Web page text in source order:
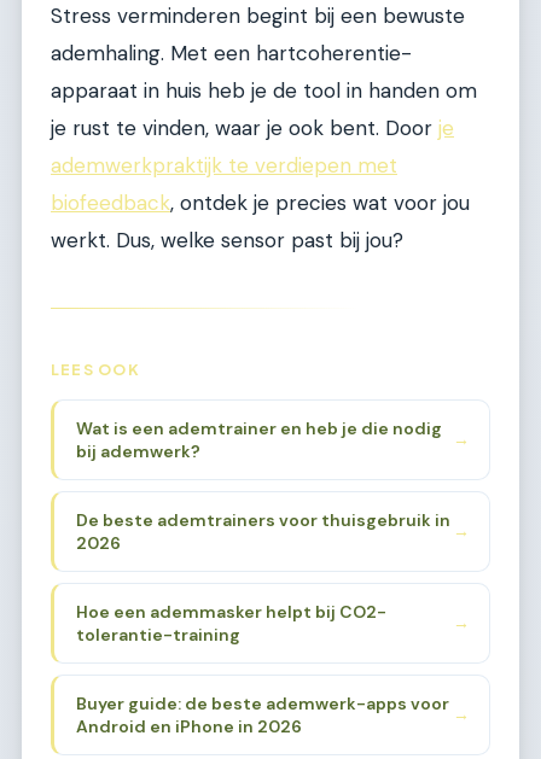
Stress verminderen begint bij een bewuste
ademhaling. Met een hartcoherentie-
apparaat in huis heb je de tool in handen om
je rust te vinden, waar je ook bent. Door je
ademwerkpraktijk te verdiepen met
biofeedback, ontdek je precies wat voor jou
werkt. Dus, welke sensor past bij jou?
LEES OOK
Wat is een ademtrainer en heb je die nodig
bij ademwerk?
→
De beste ademtrainers voor thuisgebruik in
2026
→
Hoe een ademmasker helpt bij CO2-
tolerantie-training
→
Buyer guide: de beste ademwerk-apps voor
Android en iPhone in 2026
→